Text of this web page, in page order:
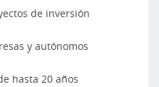
de inversión
y autónomos
hasta 20 años